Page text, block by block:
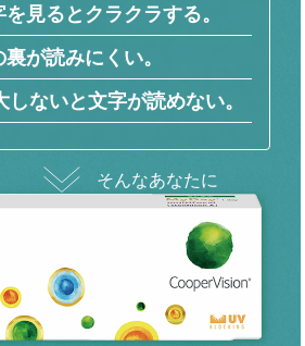
見るとクラクラする。
が読みにくい。
しないと文字が読めない。